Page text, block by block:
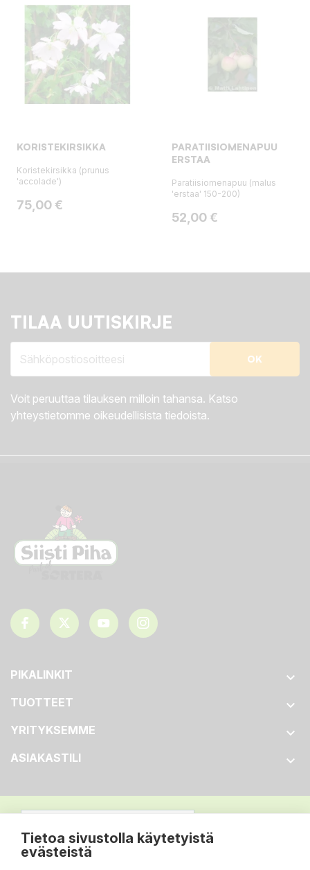
Tietoa sivustolla käytetyistä
evästeistä
KORISTEKIRSIKKA
Koristekirsikka (prunus
'accolade')
Hinta
75,00 €
PARATIISIOMENAPUU
ERSTAA
Paratiisiomenapuu (malus
'erstaa' 150-200)
Hinta
52,00 €
TILAA UUTISKIRJE
Voit peruuttaa tilauksen milloin tahansa. Katso
yhteystietomme oikeudellisista tiedoista.
PIKALINKIT 
TUOTTEET 
YRITYKSEMME 
ASIAKASTILI 